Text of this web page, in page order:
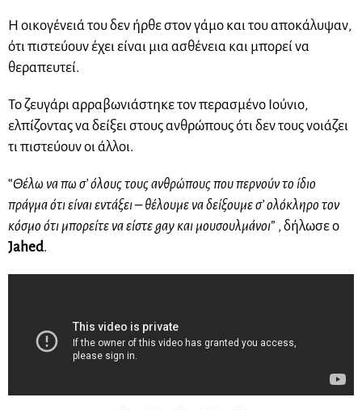
Η οικογένειά του δεν ήρθε στον γάμο και του αποκάλυψαν,
ότι πιστεύουν έχει είναι μια ασθένεια και μπορεί να
θεραπευτεί.
Το ζευγάρι αρραβωνιάστηκε τον περασμένο Ιούνιο,
ελπίζοντας να δείξει στους ανθρώπους ότι δεν τους νοιάζει
τι πιστεύουν οι άλλοι.
“Θέλω να πω σ’ όλους τους ανθρώπους που περνούν το ίδιο
πράγμα ότι είναι εντάξει – θέλουμε να δείξουμε σ’ ολόκληρο τον
κόσμο ότι μπορείτε να είστε gay και μουσουλμάνοι” , δήλωσε ο
Jahed.